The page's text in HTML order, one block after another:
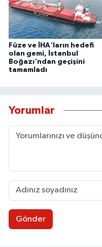
Füze ve İHA'ların hedefi
olan gemi, İstanbul
Boğazı'ndan geçişini
tamamladı
Yorumlar
Gönder